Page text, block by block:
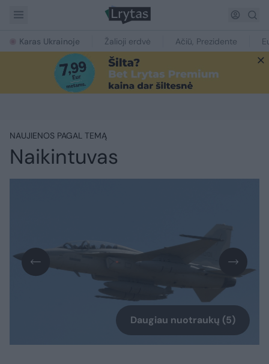
Karas Ukrainoje Žalioji erdvė Ačiū, Prezidente
NAUJIENOS PAGAL TEMĄ
Naikintuvas
Daugiau nuotraukų (5)